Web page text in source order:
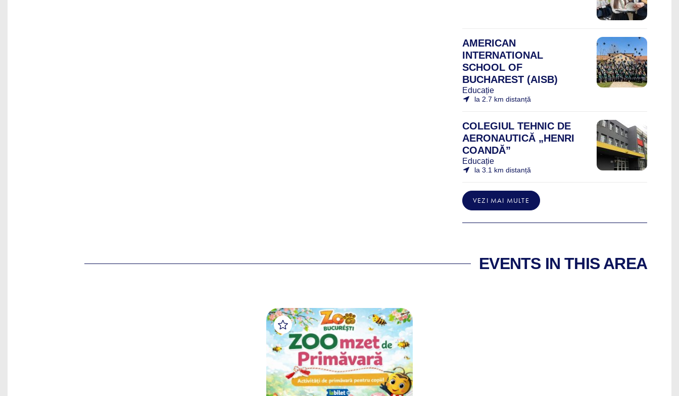
AMERICAN
INTERNATIONAL
SCHOOL OF
BUCHAREST (AISB)
Educație
la 2.7 km distanță
COLEGIUL TEHNIC DE
AERONAUTICĂ „HENRI
COANDĂ”
Educație
la 3.1 km distanță
VEZI MAI MULTE
EVENTS IN THIS AREA